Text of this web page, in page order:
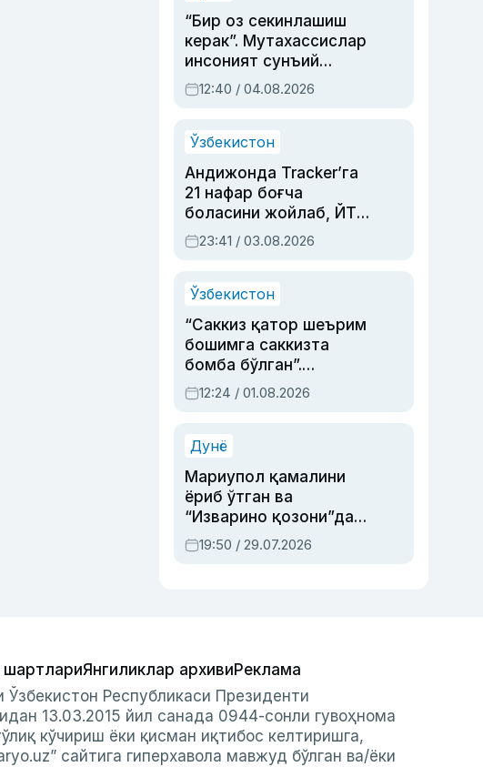
“Бир оз секинлашиш
керак”. Мутахассислар
инсоният сунъий
интеллектни бошқара
олмай қолишидан
12:40 / 04.08.2026
Ўзбекистон
Андижонда Tracker’га
21 нафар боғча
боласини жойлаб, ЙТҲ
содир этган аёлга суд
ҳукми ўқилди
23:41 / 03.08.2026
Ўзбекистон
“Саккиз қатор шеърим
бошимга саккизта
бомба бўлган”.
Абдулла Ориповни
сиёсий айбловлардан
12:24 / 01.08.2026
Дунё
Мариупол қамалини
ёриб ўтган ва
“Изварино қозони”дан
чиққан қаҳрамон —
Украина армияси бош
19:50 / 29.07.2026
Янгиликлар архивиРеклама
Республикаси Президенти
13.03.2015 йил санада 0944-сонли гувоҳнома
кўчириш ёки қисман иқтибос келтиришга,
сайтига гиперхавола мавжуд бўлган ва/ёки